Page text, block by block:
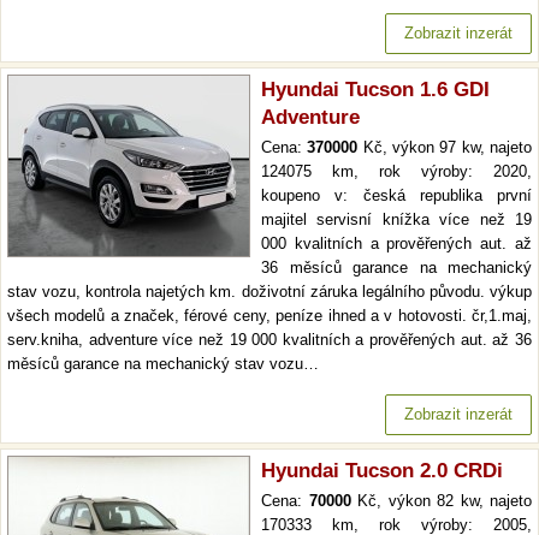
Zobrazit inzerát
Hyundai Tucson 1.6 GDI
Adventure
Cena:370000 Kč, výkon 97 kw, najeto
124075 km, rok výroby: 2020,
koupeno v: česká republika první
majitel servisní knížka více než 19
000 kvalitních a prověřených aut. až
36 měsíců garance na mechanický
stav vozu, kontrola najetých km. doživotní záruka legálního původu. výkup
všech modelů a značek, férové ceny, peníze ihned a v hotovosti. čr,1.maj,
serv.kniha, adventure více než 19 000 kvalitních a prověřených aut. až 36
měsíců garance na mechanický stav vozu…
Zobrazit inzerát
Hyundai Tucson 2.0 CRDi
Cena: 70000Kč, výkon 82 kw, najeto
170333 km, rok výroby: 2005,